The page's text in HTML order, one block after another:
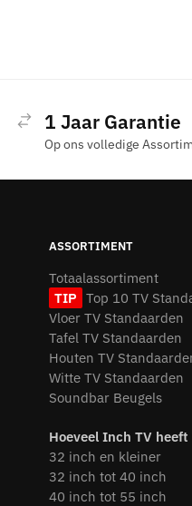
1 Jaar Garantie
Op ons volledige
ASSORTIMENT
Totaalassortiment
TIP Top 10 TV
Vloer TV Standaarden
Tafel TV Standaarden
Houten TV
Witte TV Standaarden
Soundbar Beugels
Hoeveel Inch TV heeft
32 inch en kleiner
32 inch tot 40 inch
40 inch tot 55 inch